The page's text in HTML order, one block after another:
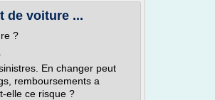
de voiture ...
?
En changer peut
remboursements a
elle ce risque ?